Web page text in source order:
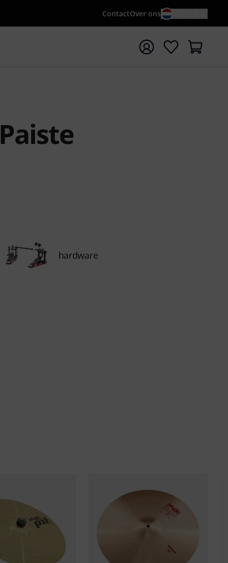
ContactOver ons
zoekterm {searchTerm}
hardware